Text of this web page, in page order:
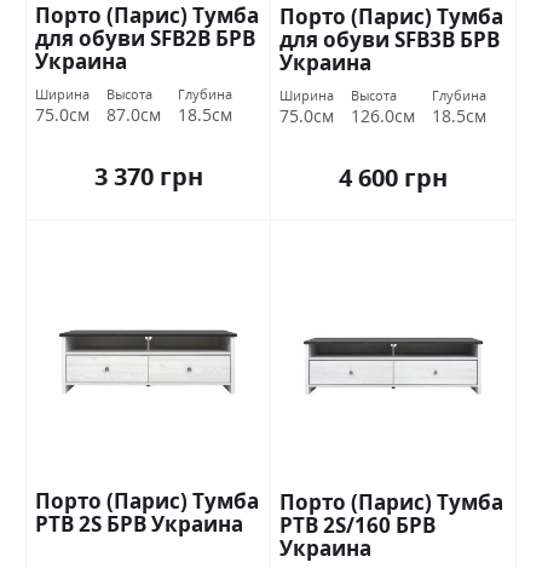
Порто (Парис) Тумба
для обуви SFB2В БРВ
Украина
Ширина
75.0см
Высота
87.0см
Глубина
18.5см
3 370 грн
Порто (Парис) Тумба
для обуви SFB3В БРВ
Украина
Ширина
75.0см
Высота
126.0см
Глубина
18.5см
4 600 грн
Порто (Парис) Тумба
РТВ 2S БРВ Украина
Порто (Парис) Тумба
РТВ 2S/160 БРВ
Украина